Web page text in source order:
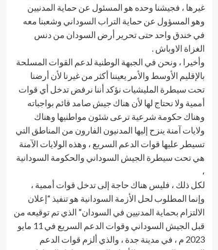
غيرها ، فجيشنا وحده هو المسئول عن حماية المدنيين
وهو المسؤول عن حماية التراب السوداني وشعبنا معه
في خندق واحد حتى تحرير أرض السودان من دنس
الغزاة الاوباش .
وأخيرا ، ونحن في الجبهة الوطنية لدعم القوات المسلحة
بالإقليم الأوسط والأمر يعيننا أكثر من غيرنا لأن أرضنا
تحت سيطرة المليشيات نؤكد أننا نرفض تدخل أي قوات
أممية ولا نحتاج لها لأن هناك جيش صامد قائم بواجباته
وهناك حكومة شرعية ترعى شئون مواطنيها وهناك
ولايات آمنة ينزح إليها المدنيون الفارون من المناطق التي
تسيطر عليها قوات الدعم السريع ، وهذه الولايات الآمنة
هي تحت سيطرة الجيش السوداني والحكومة السودانية
،
لكل ذلك ، فليس هناك حاجة إلى تدخل قوات أممية ،
وإنما المطلوب لحل الأزمة السودانية هو تنفيذ “إعلان
الالتزام بحماية المدنيين في السودان” الذي تم توقيعه من
قبل الجيش السوداني وقوات الدعم السريع في 11 مايو
2023 م ، في مدينة جدة ، والذي ألزم قوات الدعم